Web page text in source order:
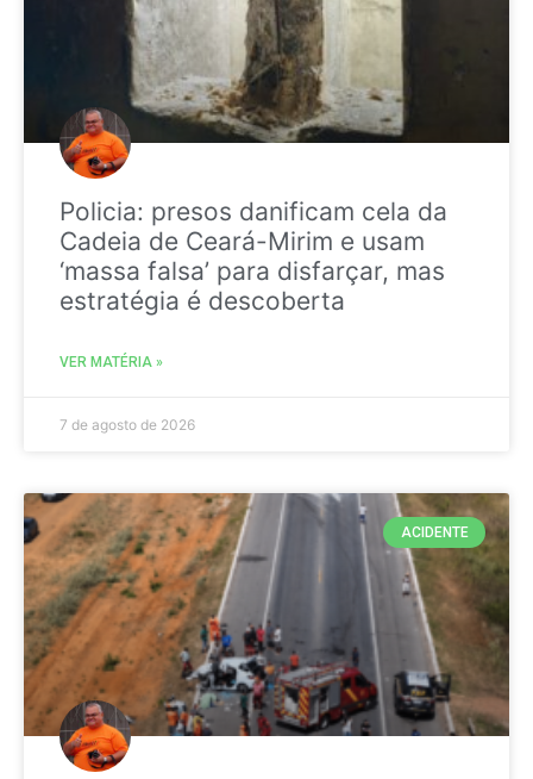
Policia: presos danificam cela da
Cadeia de Ceará-Mirim e usam
‘massa falsa’ para disfarçar, mas
estratégia é descoberta
VER MATÉRIA »
7 de agosto de 2026
ACIDENTE